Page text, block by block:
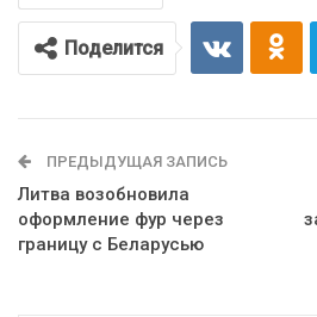
Поделится
ПРЕДЫДУЩАЯ ЗАПИСЬ
Литва возобновила
оформление фур через
границу с Беларусью